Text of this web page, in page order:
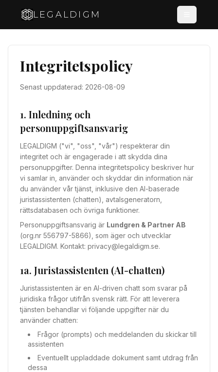
LEGALDIGM
Integritetspolicy
Senast uppdaterad: 2026-08-09
1. Inledning och
personuppgiftsansvarig
LEGALDIGM ("vi", "oss", "vår") respekterar din
integritet och är engagerade i att skydda dina
personuppgifter. Denna integritetspolicy beskriver hur
vi samlar in, använder och skyddar din information när
du använder vår tjänst, inklusive den AI-baserade
juristassistenten (chatten), avtalsgeneratorn,
rättsdatabasen och övriga funktioner.
Personuppgiftsansvarig är Lundgren & Partner AB
(org.nr 556797-5866), som äger och utvecklar
LEGALDIGM. Kontakt: privacy@legaldigm.se.
1a. Juristassistenten (AI-chatten)
Juristassistenten är en AI-driven chatt som svarar på
juridiska frågor utifrån svensk rätt. För att leverera
tjänsten behandlar vi följande uppgifter när du
använder chatten:
Frågor (prompts) och meddelanden du skickar till
assistenten
Eventuellt uppladdade dokument samt utdrag från
dessa